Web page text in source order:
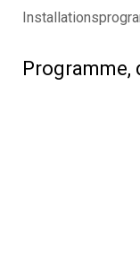
Programme,